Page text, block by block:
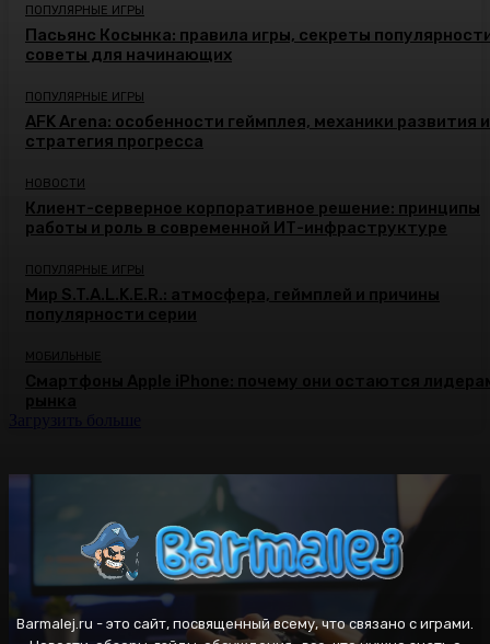
ПОПУЛЯРНЫЕ ИГРЫ
Пасьянс Косынка: правила игры, секреты
советы для начинающих
ПОПУЛЯРНЫЕ ИГРЫ
AFK Arena: особенности геймплея, механики развития и
стратегия прогресса
НОВОСТИ
Клиент-серверное корпоративное решение: принципы
работы и роль в современной ИТ-инфраструктуре
ПОПУЛЯРНЫЕ ИГРЫ
Мир S.T.A.L.K.E.R.: атмосфера, геймплей и причины
популярности серии
МОБИЛЬНЫЕ
Barmalej.ru - это сайт, посвященный всему, что связано с играми.